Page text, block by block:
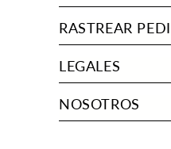
RASTREAR
LEGALES
NOSOTROS